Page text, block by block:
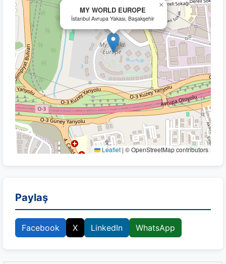
MY WORLD EUROPE
İstanbul Avrupa Yakası, Başakşehir
×
Leaflet | © OpenStreetMap contributors
Paylaş
Facebook X LinkedIn WhatsApp